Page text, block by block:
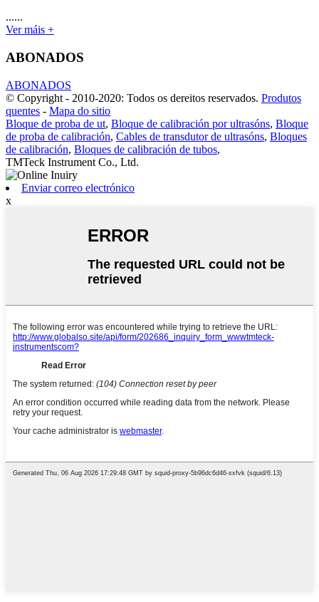
......
Ver máis +
ABONADOS
ABONADOS
© Copyright - 2010-2020: Todos os dereitos reservados. Produtos
quentes - Mapa do sitio
Bloque de proba de ut, Bloque de calibración por ultrasóns, Bloque
de proba de calibración, Cables de transdutor de ultrasóns, Bloques
de calibración, Bloques de calibración de tubos,
TMTeck Instrument Co., Ltd.
Enviar correo electrónico
x